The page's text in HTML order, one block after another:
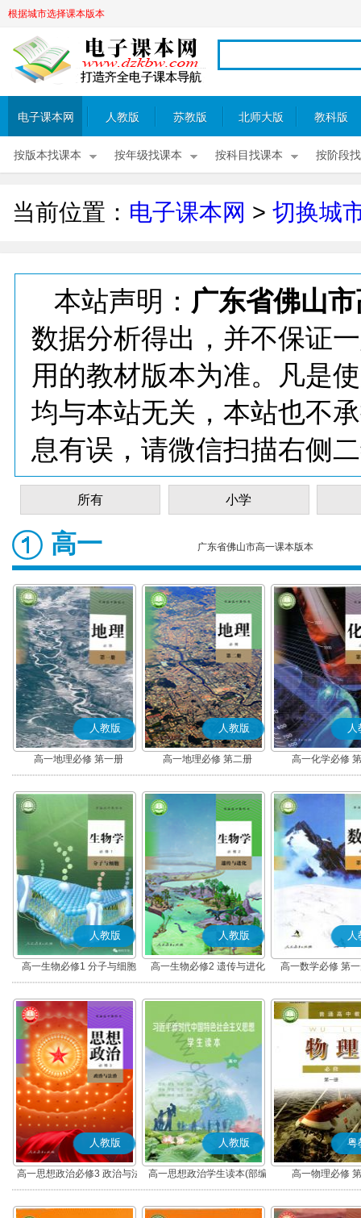
根据城市选择课本版本
电子课本网 人教版 苏教版 北师大版 教科版
按版本找课本 按年级找课本 按科目找课本 按阶段
当前位置： 电子课本网 > 切换城
本站声明： 广东省佛山
数据分析得出，并不保证
用的教材版本为准。凡是
均与本站无关，本站也不
息有误，请微信扫描右侧
所有 小学
高一 广东省佛山市高一课本版本
人教版
高一地理必修 第一册
人教版
高一地理必修 第二册
人
高一化学必修
人教版
高一生物必修1 分子与细胞
人教版
高一生物必修2 遗传与进化
人
高一数学必修 第
人教版
高一思想政治必修3 政治与法
治(部编版)
人教版
高一思想政治学生读本(部编
版)
粤
高一物理必修